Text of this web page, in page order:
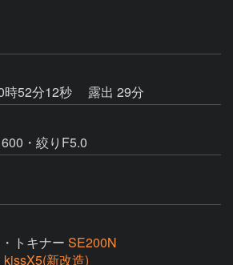
時52分12秒
露出 29分
・絞りF5.0
トキナー SE200N
kissX5(新改造)